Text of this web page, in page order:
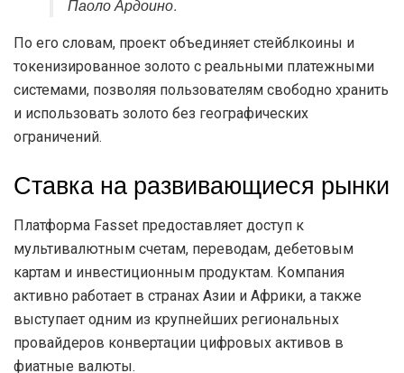
Паоло Ардоино.
По его словам, проект объединяет стейблкоины и
токенизированное золото с реальными платежными
системами, позволяя пользователям свободно хранить
и использовать золото без географических
ограничений.
Ставка на развивающиеся рынки
Платформа Fasset предоставляет доступ к
мультивалютным счетам, переводам, дебетовым
картам и инвестиционным продуктам. Компания
активно работает в странах Азии и Африки, а также
выступает одним из крупнейших региональных
провайдеров конвертации цифровых активов в
фиатные валюты.